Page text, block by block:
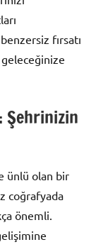
fırsatı
geleceğinize
Şehrinizin
ünlü olan bir
coğrafyada
önemli.